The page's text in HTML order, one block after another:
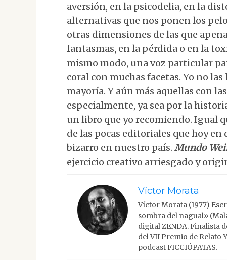
aversión, en la psicodelia, en la
alternativas que nos ponen los
otras dimensiones de las que
fantasmas, en la pérdida o en la
mismo modo, una voz particular
coral con muchas facetas. Yo no
mayoría. Y aún más aquellas con
especialmente, ya sea por la
un libro que yo recomiendo. Igual
de las pocas editoriales que hoy
bizarro en nuestro país. Mundo
ejercicio creativo arriesgado y
Víctor Morata
Víctor Morata (1977)
sombra del nagual»
digital ZENDA. Finalista
del VII Premio de Relato
podcast FICCIÓPATAS.